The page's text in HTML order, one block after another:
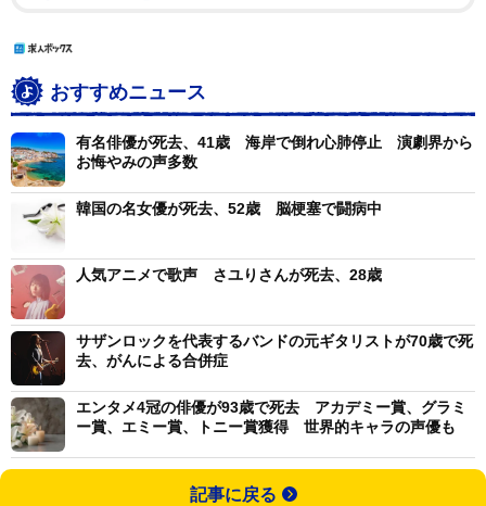
おすすめニュース
有名俳優が死去、41歳 海岸で倒れ心肺停止 演劇界から
お悔やみの声多数
韓国の名女優が死去、52歳 脳梗塞で闘病中
人気アニメで歌声 さユりさんが死去、28歳
サザンロックを代表するバンドの元ギタリストが70歳で死
去、がんによる合併症
エンタメ4冠の俳優が93歳で死去 アカデミー賞、グラミ
ー賞、エミー賞、トニー賞獲得 世界的キャラの声優も
記事に戻る